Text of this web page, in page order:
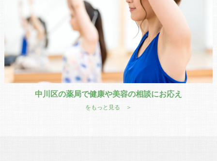
中川区の薬局で健康や美容の相談にお応え
をもっと見る ＞